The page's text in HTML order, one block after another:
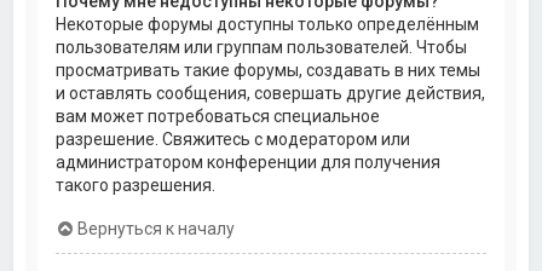
Некоторые форумы доступны только определённым
пользователям или группам пользователей. Чтобы
просматривать такие форумы, создавать в них темы
и оставлять сообщения, совершать другие действия,
вам может потребоваться специальное
разрешение. Свяжитесь с модератором или
администратором конференции для получения
такого разрешения.
Вернуться к началу